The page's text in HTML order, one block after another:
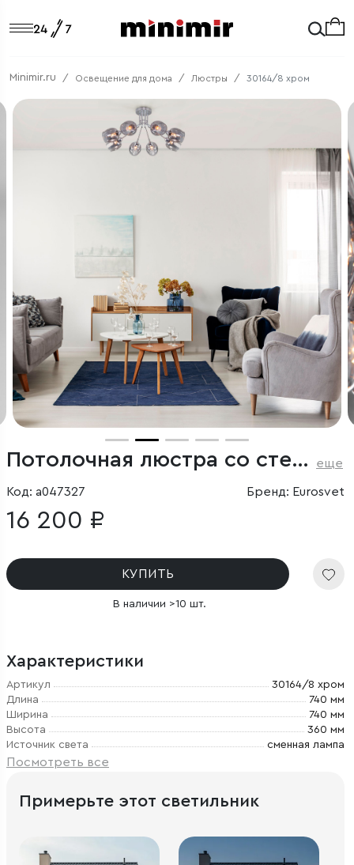
Minimir.ru Освещение для дома Люстры 30164/8 хром
Потолочная люстра со стеклянными плафонами еще
Код: a047327 Бренд: Eurosvet
16 200 ₽
КУПИТЬ
В наличии >10 шт.
Характеристики
Артикул
30164/8 хром
Длина
740 мм
Ширина
740 мм
Высота
360 мм
Источник света
сменная лампа
Посмотреть все
Примерьте этот светильник